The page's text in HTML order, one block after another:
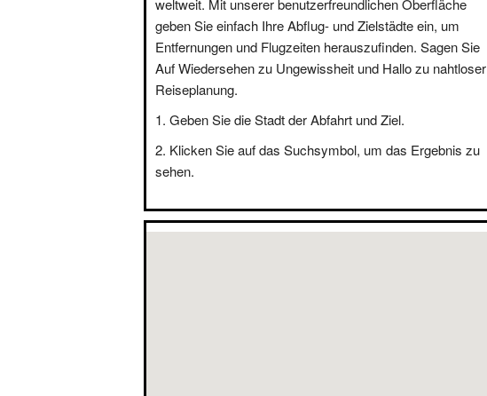
weltweit. Mit unserer benutzerfreundlichen Oberfläche
geben Sie einfach Ihre Abflug- und Zielstädte ein, um
Entfernungen und Flugzeiten herauszufinden. Sagen Sie
Auf Wiedersehen zu Ungewissheit und Hallo zu nahtloser
Reiseplanung.
Geben Sie die Stadt der Abfahrt und Ziel.
Klicken Sie auf das Suchsymbol, um das Ergebnis zu
sehen.